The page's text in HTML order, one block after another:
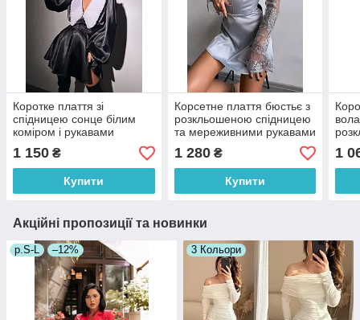
Коротке плаття зі
спідницею сонце білим
коміром і рукавами
ліхтариками із широким
поясом (р. S, M)
66035468Е
1 150 ₴
Купити
Корсетне плаття бюстьє з
розкльошеною спідницею
та мереживними рукавами
(р. S, M) 66035815Е
1 280₴
Купити
(р.
1
Акційні пропозиції та новинки
р.S-L –12% 3 Кольори